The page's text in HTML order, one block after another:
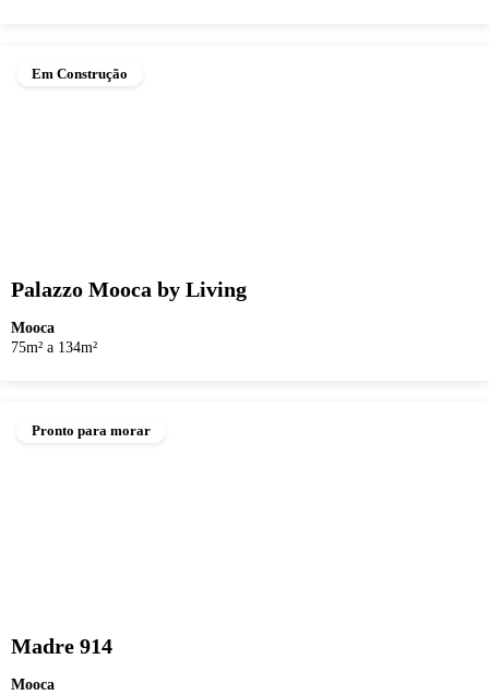
Em Construção
Palazzo Mooca by Living
Mooca
75m² a 134m²
Pronto para morar
Madre 914
Mooca